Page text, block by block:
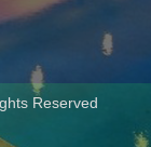
Reserved